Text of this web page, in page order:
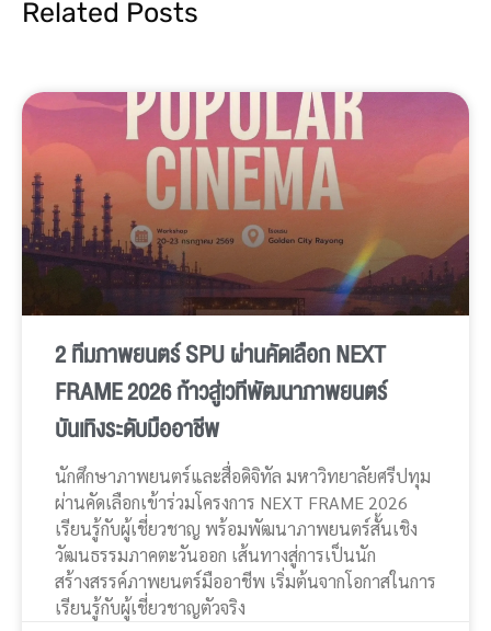
Related Posts
2 ทีมภาพยนตร์ SPU ผ่านคัดเลือก NEXT
FRAME 2026 ก้าวสู่เวทีพัฒนาภาพยนตร์
บันเทิงระดับมืออาชีพ
นักศึกษาภาพยนตร์และสื่อดิจิทัล มหาวิทยาลัยศรีปทุม
ผ่านคัดเลือกเข้าร่วมโครงการ NEXT FRAME 2026
เรียนรู้กับผู้เชี่ยวชาญ พร้อมพัฒนาภาพยนตร์สั้นเชิง
วัฒนธรรมภาคตะวันออก เส้นทางสู่การเป็นนัก
สร้างสรรค์ภาพยนตร์มืออาชีพ เริ่มต้นจากโอกาสในการ
เรียนรู้กับผู้เชี่ยวชาญตัวจริง